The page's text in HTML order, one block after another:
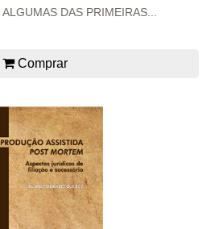
DAS PRIMEIRAS...
Comprar